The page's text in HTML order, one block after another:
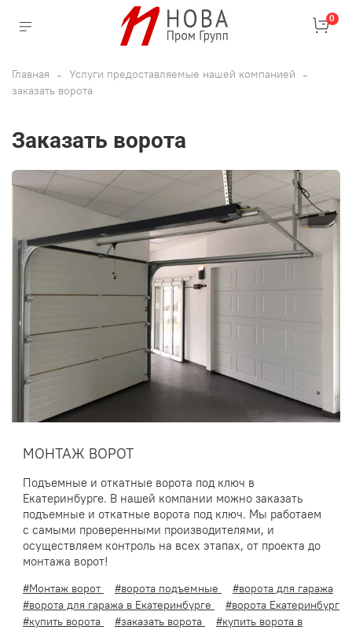
0
Главная
Услуги предоставляемые нашей компанией
заказать ворота
заказать ворота
МОНТАЖ ВОРОТ
Подъемные и откатные ворота под ключ в
Екатеринбурге. В нашей компании можно заказать
подъемные и откатные ворота под ключ. Мы работаем
с самыми проверенными производителями, и
осуществляем контроль на всех этапах, от проекта до
монтажа ворот!
#Монтаж ворот #ворота подъемные
#ворота для гаража
#ворота для гаража в Екатеринбурге
#ворота Екатеринбург
#купить ворота
#заказать ворота
#купить ворота в